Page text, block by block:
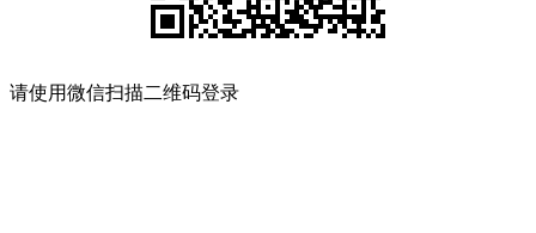
请使用微信扫描二维码登录